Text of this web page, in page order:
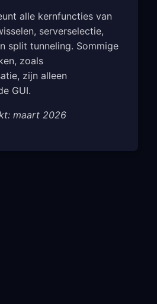
alle kernfuncties van
serverselectie,
split tunneling. Sommige
zoals
zijn alleen
GUI.
maart 2026